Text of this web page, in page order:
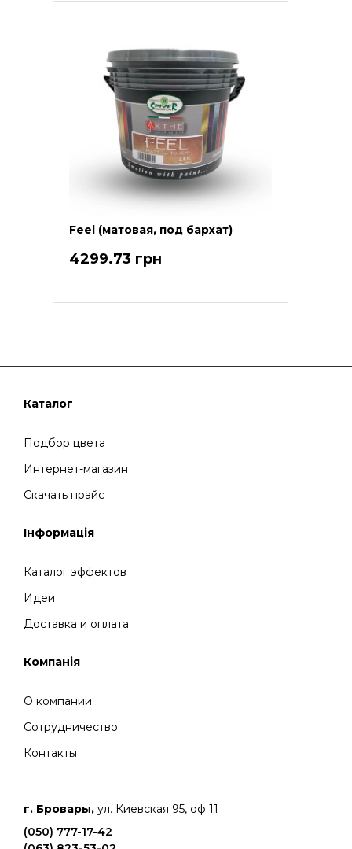
Feel (матовая, под бархат)
4299.73 грн
Каталог
Подбор цвета
Интернет-магазин
Скачать прайс
Інформація
Каталог эффектов
Идеи
Доставка и оплата
Компанія
О компании
Сотрудничество
Контакты
г. Бровары, ул. Киевская 95, оф 11
(050) 777-17-42